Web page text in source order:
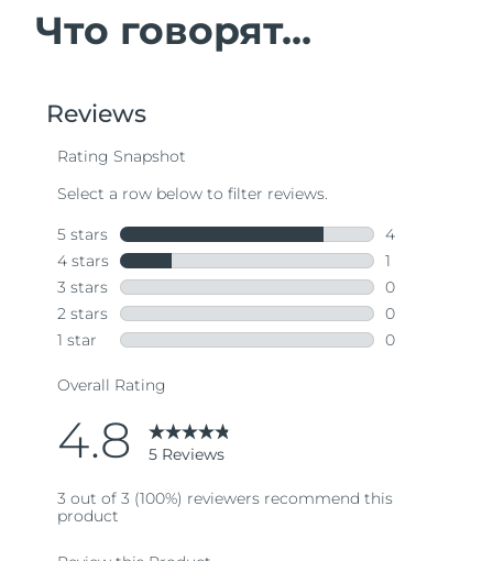
Что говорят...